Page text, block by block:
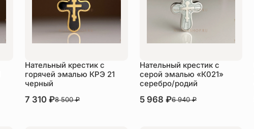
Нательный крестик с
горячей эмалью КРЭ 21
черный
В наличии
7 310₽8 500₽
Нательный крестик с
серой эмалью «К021»
серебро/родий
В наличии
5 968 ₽6 940₽